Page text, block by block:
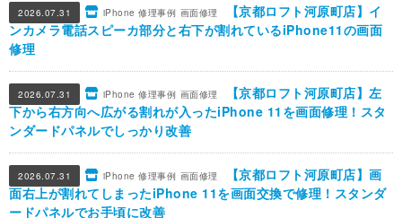
2026.07.31 iPhone 修理事例 画面修理
【京都ロフト河原町店】イ
ンカメラ電話スピーカ部分と右下が割れているiPhone11の画面
修理
2026.07.31 iPhone 修理事例 画面修理
【京都ロフト河原町店】左
下から右方向へ広がる割れが入ったiPhone 11を画面修理！スタ
ンダードパネルでしっかり改善
2026.07.31 iPhone 修理事例 画面修理
【京都ロフト河原町店】画
面右上が割れてしまったiPhone 11を画面交換で修理！スタンダ
ードパネルでお手頃に改善